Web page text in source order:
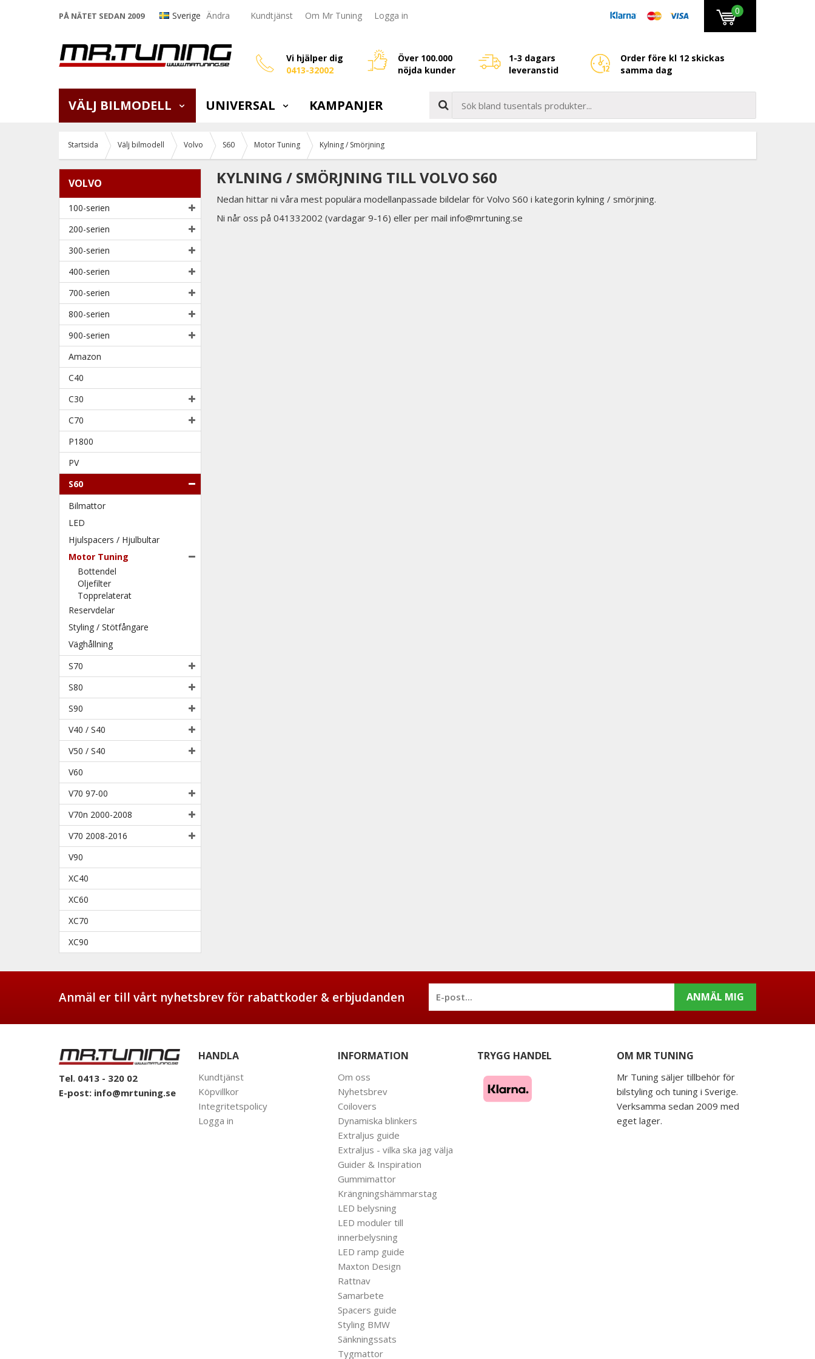
PÅ NÄTET SEDAN 2009 Sverige Ändra Kundtjänst Om Mr Tuning Logga in 0
Vi hjälper dig
0413-32002
Över 100.000
nöjda kunder
1-3 dagars
leveranstid
Order före kl 12 skickas
samma dag
VÄLJ BILMODELL UNIVERSAL KAMPANJER
Startsida Välj bilmodell Volvo S60 Motor Tuning Kylning / Smörjning
VOLVO
100-serien
200-serien
300-serien
400-serien
700-serien
800-serien
900-serien
Amazon
C40
C30
C70
P1800
PV
S60
Bilmattor
LED
Hjulspacers / Hjulbultar
Motor Tuning
Bottendel
Oljefilter
Topprelaterat
Reservdelar
Styling / Stötfångare
Väghållning
S70
S80
S90
V40 / S40
V50 / S40
V60
V70 97-00
V70n 2000-2008
V70 2008-2016
V90
XC40
XC60
XC70
XC90
KYLNING / SMÖRJNING TILL VOLVO S60
Nedan hittar ni våra mest populära modellanpassade bildelar för Volvo S60 i kategorin kylning / smörjning.
Ni når oss på 041332002 (vardagar 9-16) eller per mail info@mrtuning.se
Anmäl er till vårt nyhetsbrev för rabattkoder & erbjudanden ANMÄL MIG
Tel. 0413 - 320 02
E-post: info@mrtuning.se
HANDLA
Kundtjänst
Köpvillkor
Integritetspolicy
Logga in
INFORMATION
Om oss
Nyhetsbrev
Coilovers
Dynamiska blinkers
Extraljus guide
Extraljus - vilka ska jag välja
Guider & Inspiration
Gummimattor
Krängningshämmarstag
LED belysning
LED moduler till
innerbelysning
LED ramp guide
Maxton Design
Rattnav
Samarbete
Spacers guide
Styling BMW
Sänkningssats
Tygmattor
TRYGG HANDEL OM MR TUNING
Mr Tuning säljer tillbehör för
bilstyling och tuning i Sverige.
Verksamma sedan 2009 med
eget lager.